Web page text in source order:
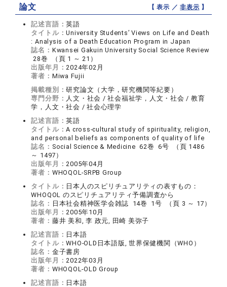
論文 【 表示 ／非表示 】
記述言語：英語
タイトル：University Students’ Views on Life and Death
: Analysis of a Death Education Program in Japan
誌名： Kwansei Gakuin University Social Science Review
28巻 （頁 1 ～ 21）
出版年月：2024年02月
著者： Miwa Fujii
掲載種別：研究論文（大学，研究機関等紀要）
専門分野： 人文・社会 / 社会福祉学，人文・社会 / 教育
学，人文・社会 / 社会心理学
記述言語：英語
タイトル：A cross-cultural study of spirituality, religion,
and personal beliefs as components of quality of life
誌名： Social Science & Medicine 62巻 6号 （頁 1486
～ 1497）
出版年月：2005年04月
著者： WHOQOL-SRPB Group
タイトル： 日本人のスピリチュアリティの表すもの：
WHOQOL のスピリチュアリティ予備調査から
誌名： 日本社会精神医学会雑誌 14巻 1号 （頁 3 ～ 17）
出版年月：2005年10月
著者： 藤井 美和, 李 政元, 田崎 美弥子
記述言語： 日本語
タイトル：WHO-OLD日本語版, 世界保健機関（WHO）
誌名： 金子書房
出版年月：2022年03月
著者： WHOQOL-OLD Group
記述言語： 日本語